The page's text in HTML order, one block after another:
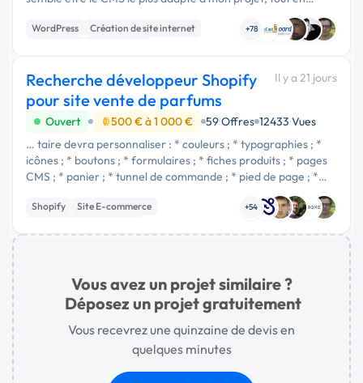
offrant un coût de développement plus accessible. Je reste
toutefois ouvert à …
WordPress
Création de site internet
+78
Recherche développeur Shopify
pour site vente de parfums
Il y a 21 jours
Ouvert 500 € à 1 000 € 59 Offres 12433 Vues
… taire devra personnaliser : * couleurs ; * typographies ; *
icônes ; * boutons ; * formulaires ; * fiches produits ; * pages
CMS ; * panier ; * tunnel de commande ; * pied de page ; *
menu. Le rendu devra être sobre, premium et cohérent. --- #
…Shopify
Site E-commerce
+54
Vous avez un projet similaire ?
Déposez un projet gratuitement
Vous recevrez une quinzaine de devis en
quelques minutes